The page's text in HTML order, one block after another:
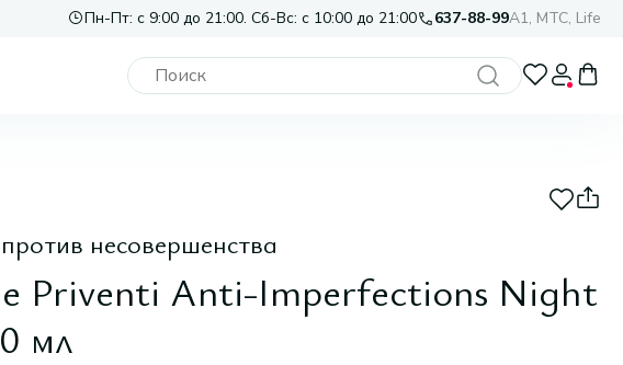
Пн-Пт: с 9:00 до 21:00. Сб-Вс: с 10:00 до 21:00 637-88-99A1, МТС, Life
несовершенства
Priventi Anti-Imperfections Night
мл